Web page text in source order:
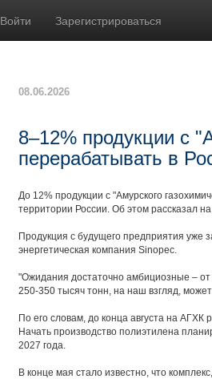
Войти Зарегистрироваться
08.06.2026
8–12% продукции с
перерабатывать в
До 12% продукции с "Амурского
территории России. Об этом рассказал
Продукция с будущего предприятия уже
энергетическая компания Sinopec.
"Ожидания достаточно амбициозные –
250-350 тысяч тонн, на наш взгляд,
По его словам, до конца августа на
Начать производство полиэтилена
2027 года.
В конце мая стало известно, что